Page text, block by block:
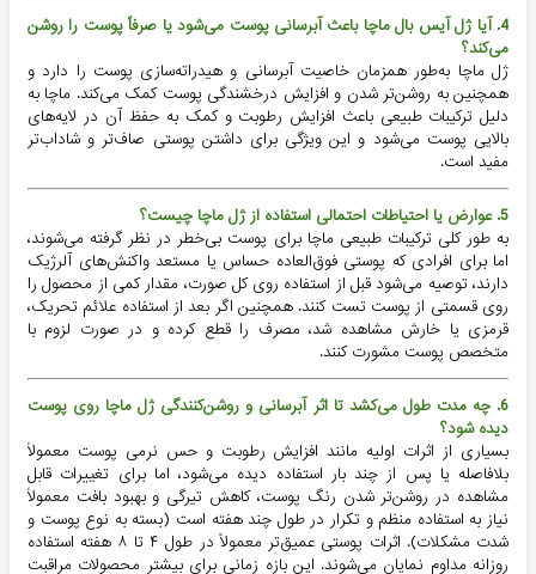
4. آیا ژل آیس بال ماچا باعث آبرسانی پوست می‌شود یا صرفاً پوست را روشن
می‌کند؟
ژل ماچا به‌طور همزمان خاصیت آبرسانی و هیدراته‌سازی پوست را دارد و
همچنین به روشن‌تر شدن و افزایش درخشندگی پوست کمک می‌کند. ماچا به
دلیل ترکیبات طبیعی باعث افزایش رطوبت و کمک به حفظ آن در لایه‌های
بالایی پوست می‌شود و این ویژگی برای داشتن پوستی صاف‌تر و شاداب‌تر
مفید است.
5. عوارض یا احتیاطات احتمالی استفاده از ژل ماچا چیست؟
به طور کلی ترکیبات طبیعی ماچا برای پوست بی‌خطر در نظر گرفته می‌شوند،
اما برای افرادی که پوستی فوق‌العاده حساس یا مستعد واکنش‌های آلرژیک
دارند، توصیه می‌شود قبل از استفاده روی کل صورت، مقدار کمی از محصول را
روی قسمتی از پوست تست کنند. همچنین اگر بعد از استفاده علائم تحریک،
قرمزی یا خارش مشاهده شد، مصرف را قطع کرده و در صورت لزوم با
متخصص پوست مشورت کنند.
6. چه مدت طول می‌کشد تا اثر آبرسانی و روشن‌کنندگی ژل ماچا روی پوست
دیده شود؟
بسیاری از اثرات اولیه مانند افزایش رطوبت و حس نرمی پوست معمولاً
بلافاصله یا پس از چند بار استفاده دیده می‌شود، اما برای تغییرات قابل
مشاهده در روشن‌تر شدن رنگ پوست، کاهش تیرگی و بهبود بافت معمولاً
نیاز به استفاده منظم و تکرار در طول چند هفته است (بسته به نوع پوست و
شدت مشکلات). اثرات پوستی عمیق‌تر معمولاً در طول ۴ تا ۸ هفته استفاده
روزانه مداوم نمایان می‌شوند. این بازه زمانی برای بیشتر محصولات مراقبت